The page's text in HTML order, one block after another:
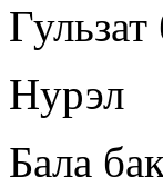
Гульзат
Нурэл
Бала